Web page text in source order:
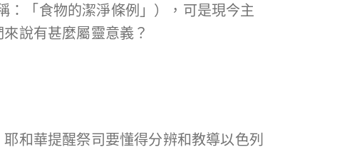
：「食物的潔淨條例」），可是現今主
說有甚麼屬靈意義？
和華提醒祭司要懂得分辨和教導以色列